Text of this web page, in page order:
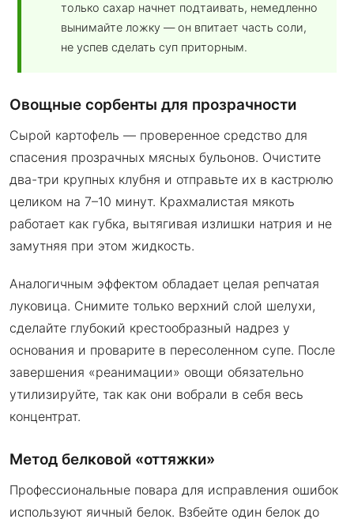
только сахар начнет подтаивать, немедленно
вынимайте ложку — он впитает часть соли,
не успев сделать суп приторным.
Овощные сорбенты для прозрачности
Сырой картофель — проверенное средство для
спасения прозрачных мясных бульонов. Очистите
два-три крупных клубня и отправьте их в кастрюлю
целиком на 7–10 минут. Крахмалистая мякоть
работает как губка, вытягивая излишки натрия и не
замутняя при этом жидкость.
Аналогичным эффектом обладает целая репчатая
луковица. Снимите только верхний слой шелухи,
сделайте глубокий крестообразный надрез у
основания и проварите в пересоленном супе. После
завершения «реанимации» овощи обязательно
утилизируйте, так как они вобрали в себя весь
концентрат.
Метод белковой «оттяжки»
Профессиональные повара для исправления ошибок
используют яичный белок. Взбейте один белок до